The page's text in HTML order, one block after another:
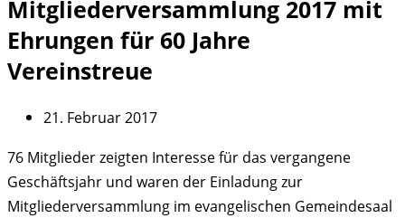
Mitgliederversammlung 2017 mit
Ehrungen für 60 Jahre
Vereinstreue
21. Februar 2017
76 Mitglieder zeigten Interesse für das vergangene
Geschäftsjahr und waren der Einladung zur
Mitgliederversammlung im evangelischen Gemeindesaal